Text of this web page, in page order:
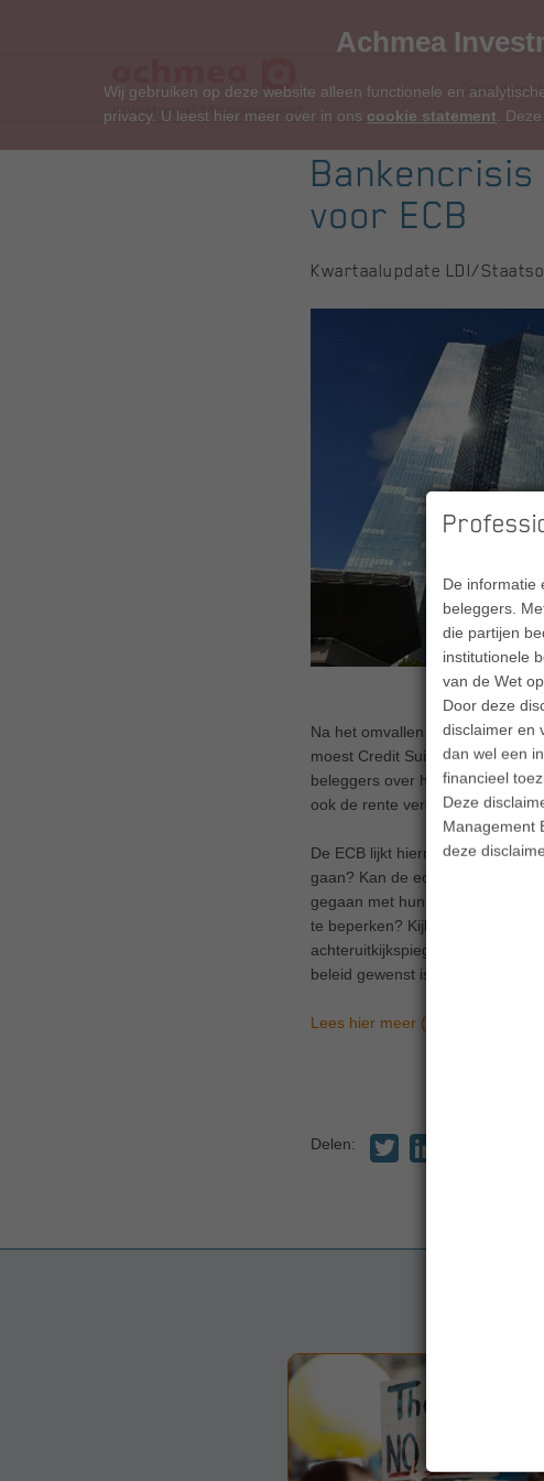
Onze
Achmea
Wij gebruiken op deze website alleen functionele en
privacy. U leest hier meer over in ons cookie statement .
De informatie
beleggers.
die partijen
institutionele
van de Wet
Door deze
disclaimer en
dan wel een
financieel
Deze
Management
deze
voor ECB
Kwartaalupdate LDI/
Na het omvallen van de Silicon
moest Credit Suisse
beleggers over het beleid van
ook de rente verder te willen
De ECB lijkt hiermee een groot
gaan? Kan de economie
gegaan met hun agressieve
te beperken? Kijkend naar het
achteruitkijkspiegel te kijken,
beleid gewenst is.
Lees hier meer (pdf)
Delen: